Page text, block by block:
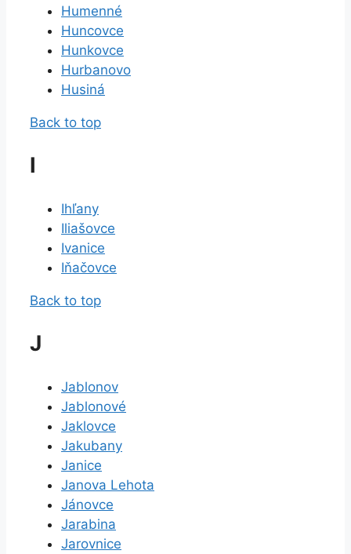
Humenné
Huncovce
Hunkovce
Hurbanovo
Husiná
Back to top
I
Ihľany
Iliašovce
Ivanice
Iňačovce
Back to top
J
Jablonov
Jablonové
Jaklovce
Jakubany
Janice
Janova Lehota
Jánovce
Jarabina
Jarovnice